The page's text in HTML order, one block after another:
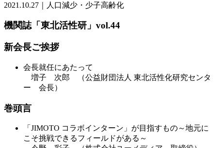
2021.10.27｜人口減少・少子高齢化
機関誌「東北活性研」vol.44
新会長ご挨拶
会長就任にあたって
増子 次郎 （公益財団法人 東北活性化研究センタ
ー 会長）
巻頭言
「JIMOTO コラボインターン」が目指すもの～地元に
こそ挑戦できるフィールドがある～